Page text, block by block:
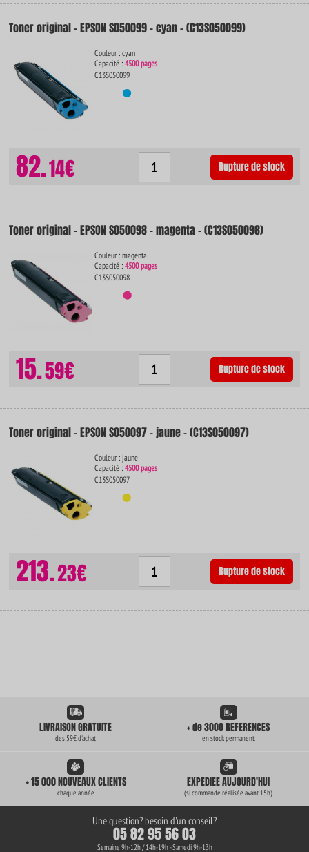
Toner original - EPSON S050099 - cyan - (C13S050099)
Couleur : cyan
Capacité :4500 pages
C13S050099
82.14€ Rupture de stock
Toner original - EPSON S050098 - magenta - (C13S050098)
Couleur : magenta
Capacité :4500 pages
C13S050098
15.59€ Rupture de stock
Toner original - EPSON S050097 - jaune - (C13S050097)
Couleur : jaune
Capacité :4500 pages
C13S050097
213.23€ Rupture de stock
LIVRAISON GRATUITE
des 59€ d'achat
+ de 3000 REFERENCES
en stock permanent
+ 15 000 NOUVEAUX CLIENTS
chaque année
EXPEDIEE AUJOURD'HUI
(si commande réalisée avant 15h)
Une question? besoin d'un conseil?
05 82 95 56 03
Semaine 9h-12h / 14h-19h - Samedi 9h-13h